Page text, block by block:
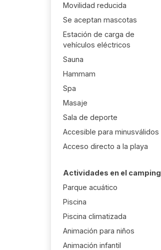
Movilidad reducida
Se aceptan mascotas
Estación de carga de
vehículos eléctricos
Sauna
Hammam
Spa
Masaje
Sala de deporte
Accesible para minusválidos
Acceso directo a la playa
Actividades en el camping
Parque acuático
Piscina
Piscina climatizada
Animación para niños
Animación infantil